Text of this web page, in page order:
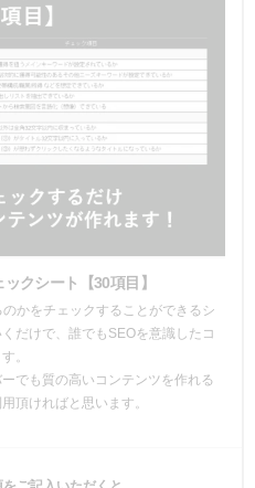
クシート【30項目】
かをチェックすることができるシ
だけで、誰でもSEOを意識したコ
。
でも質の高いコンテンツを作れる
頂ければと思います。